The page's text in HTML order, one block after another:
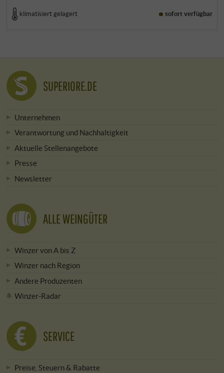
klimatisiert gelagert sofort verfügbar
SUPERIORE.DE
Unternehmen
Verantwortung und Nachhaltigkeit
Aktuelle Stellenangebote
Presse
Newsletter
ALLE WEINGÜTER
Winzer von A bis Z
Winzer nach Region
Andere Produzenten
Winzer-Radar
SERVICE
Preise, Steuern & Rabatte